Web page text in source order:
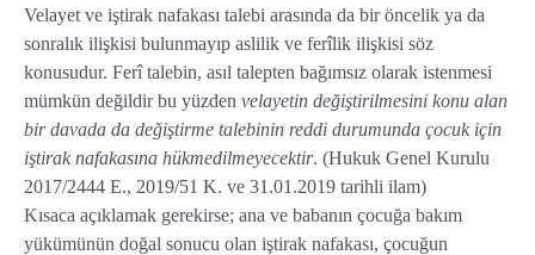
Velayet ve iştirak nafakası talebi arasında da bir öncelik ya da
sonralık ilişkisi bulunmayıp aslilik ve ferîlik ilişkisi söz
konusudur. Ferî talebin, asıl talepten bağımsız olarak istenmesi
mümkün değildir bu yüzden velayetin değiştirilmesini konu alan
bir davada da değiştirme talebinin reddi durumunda çocuk için
iştirak nafakasına hükmedilmeyecektir. (Hukuk Genel Kurulu
2017/2444 E., 2019/51 K. ve 31.01.2019 tarihli ilam)
Kısaca açıklamak gerekirse; ana ve babanın çocuğa bakım
yükümünün doğal sonucu olan iştirak nafakası, çocuğun